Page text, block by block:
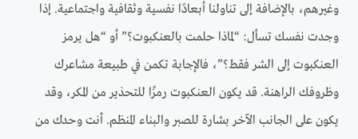
وغيرهم، بالإضافة إلى تناولنا أبعادًا نفسية وثقافية واجتماعية. إذا
وجدت نفسك تسأل: “لماذا حلمت بالعنكبوت؟” أو “هل يرمز
العنكبوت إلى الشر فقط؟”، فالإجابة تكمن في طبيعة مشاعرك
وظروفك الراهنة. قد يكون العنكبوت رمزًا للتحذير من المكر، وقد
يكون على الجانب الآخر بشارة للصبر والبناء المنظم. أنت وحدك من